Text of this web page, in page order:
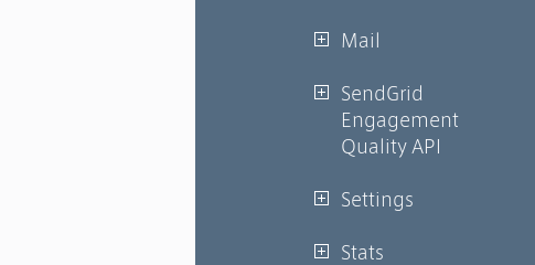
Mail
SendGrid
Engagement
Quality API
Settings
Stats